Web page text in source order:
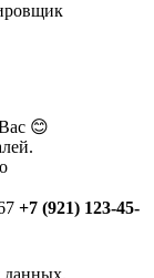
😊
+7 (921) 123-45-